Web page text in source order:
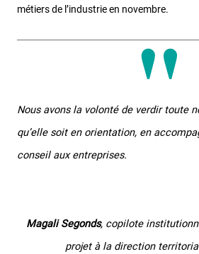
métiers de l’industrie en novembre.
Nous avons la volonté de verdir toute
qu’elle soit en orientation, en
conseil aux entreprises.
Magali Segonds, copilote
projet à la direction